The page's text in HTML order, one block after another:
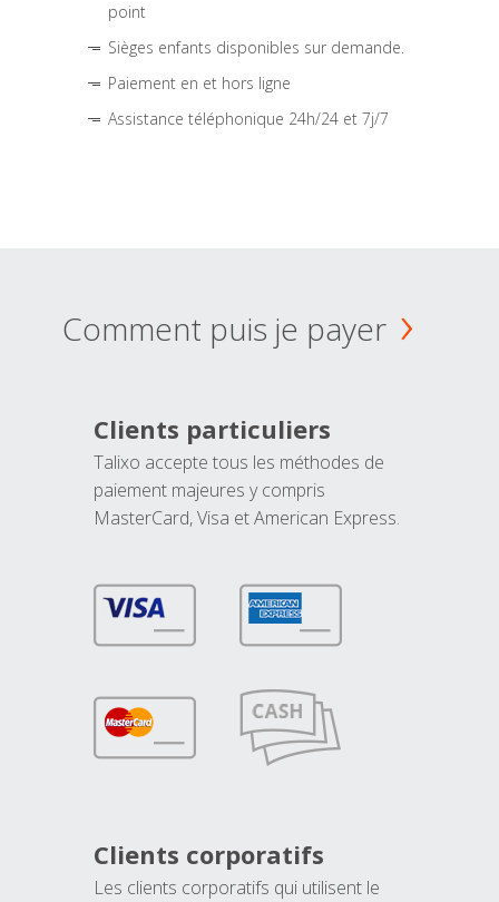
point
Sièges enfants disponibles sur demande.
Paiement en et hors ligne
Assistance téléphonique 24h/24 et 7j/7
Comment puis je payer
Clients particuliers
Talixo accepte tous les méthodes de
paiement majeures y compris
MasterCard, Visa et American Express.
Clients corporatifs
Les clients corporatifs qui utilisent le